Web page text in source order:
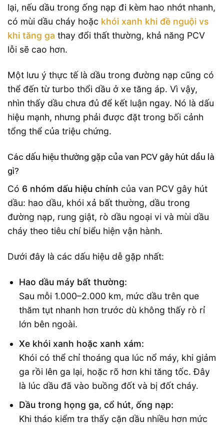
lại, nếu dầu trong ống nạp đi kèm hao nhớt nhanh,
có mùi dầu cháy hoặc khói xanh khi đề nguội vs
khi tăng ga thay đổi thất thường, khả năng PCV
lỗi sẽ cao hơn.
Một lưu ý thực tế là dầu trong đường nạp cũng có
thể đến từ turbo thổi dầu ở xe tăng áp. Vì vậy,
nhìn thấy dầu chưa đủ để kết luận ngay. Nó là dấu
hiệu mạnh, nhưng phải được đặt trong bối cảnh
tổng thể của triệu chứng.
Các dấu hiệu thường gặp của van PCV gây hút dầu là
gì?
Có 6 nhóm dấu hiệu chính của van PCV gây hút
dầu: hao dầu, khói xả bất thường, dầu trong
đường nạp, rung giật, rò dầu ngoại vi và mùi dầu
cháy theo tiêu chí biểu hiện vận hành.
Dưới đây là các dấu hiệu dễ gặp nhất:
Hao dầu máy bất thường:
Sau mỗi 1.000–2.000 km, mức dầu trên que
thăm tụt nhanh hơn trước dù không thấy rò rỉ
lớn bên ngoài.
Xe khói xanh hoặc xanh xám:
Khói có thể chỉ thoáng qua lúc nổ máy, khi giảm
ga rồi lên ga lại, hoặc rõ hơn khi tăng tốc. Đây
là lúc dầu đã vào buồng đốt và bị đốt cháy.
Dầu trong họng ga, cổ hút, ống nạp:
Khi tháo kiểm tra thấy cặn dầu nhiều hơn mức